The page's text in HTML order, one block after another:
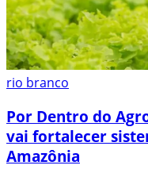
rio branco
Por Dentro do
vai fortalecer
Amazônia